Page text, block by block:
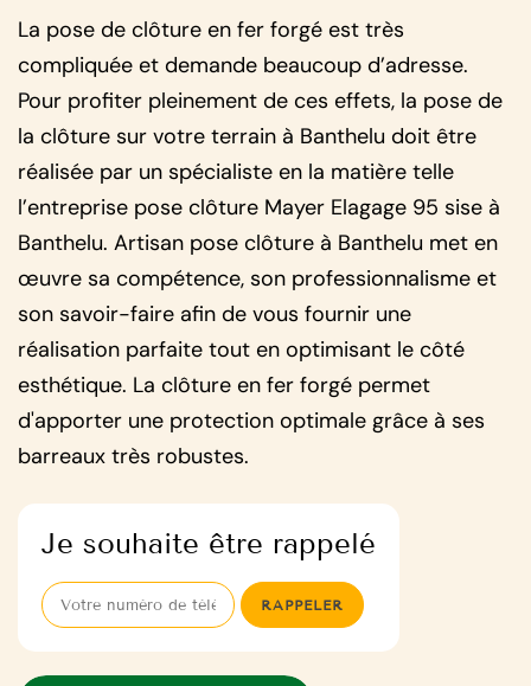
La pose de clôture en fer forgé est très
compliquée et demande beaucoup d’adresse.
Pour profiter pleinement de ces effets, la pose de
la clôture sur votre terrain à Banthelu doit être
réalisée par un spécialiste en la matière telle
l’entreprise pose clôture Mayer Elagage 95 sise à
Banthelu. Artisan pose clôture à Banthelu met en
œuvre sa compétence, son professionnalisme et
son savoir-faire afin de vous fournir une
réalisation parfaite tout en optimisant le côté
esthétique. La clôture en fer forgé permet
d'apporter une protection optimale grâce à ses
barreaux très robustes.
Je souhaite être rappelé